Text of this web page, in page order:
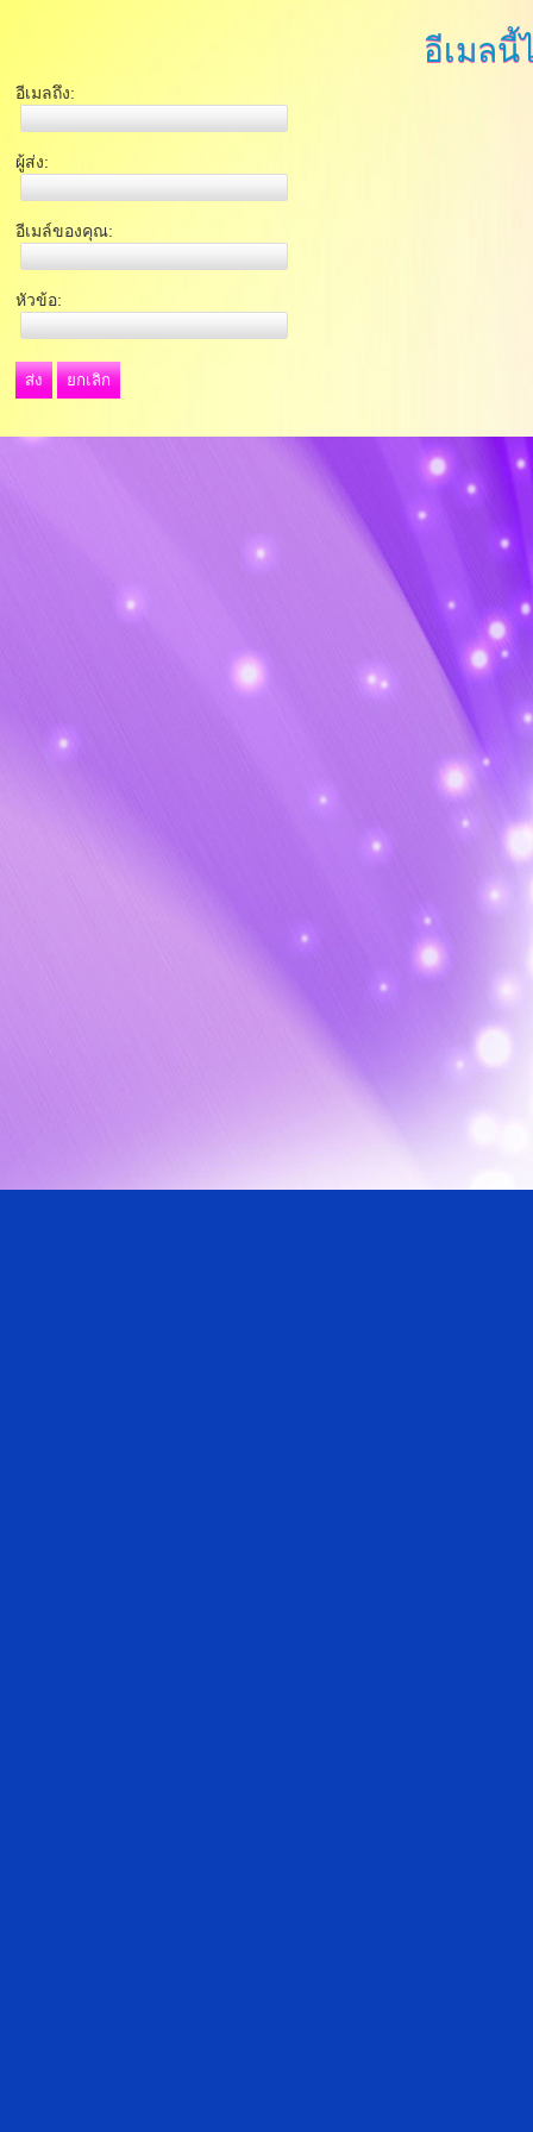
อีเมลนี้
อีเมลถึง:
ผู้ส่ง:
อีเมล์ของคุณ:
หัวข้อ:
ส่ง ยกเลิก